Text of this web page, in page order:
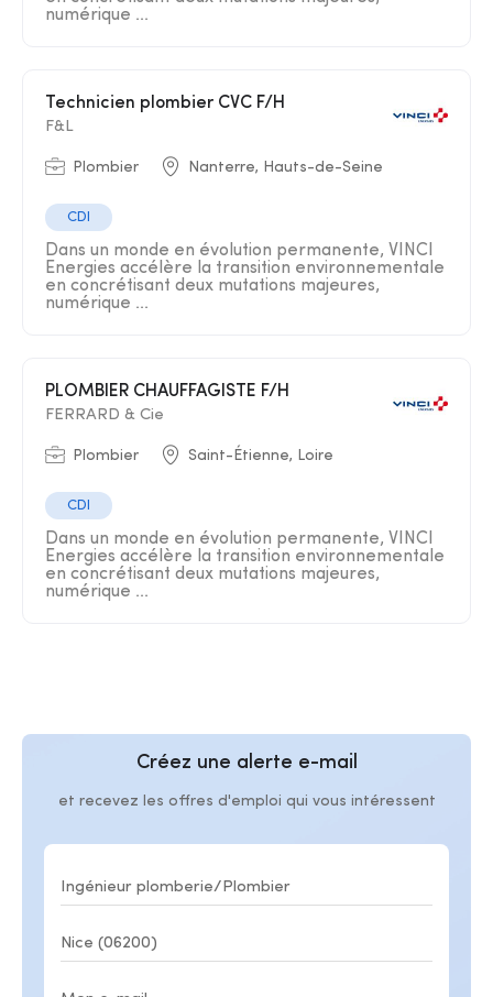
numérique ...
Technicien plombier CVC F/H
F&L
Plombier Nanterre, Hauts-de-Seine
CDI
Dans un monde en évolution permanente, VINCI
Energies accélère la transition environnementale
en concrétisant deux mutations majeures,
numérique ...
PLOMBIER CHAUFFAGISTE F/H
FERRARD & Cie
Plombier Saint-Étienne, Loire
CDI
Dans un monde en évolution permanente, VINCI
Energies accélère la transition environnementale
en concrétisant deux mutations majeures,
numérique ...
Créez une alerte e-mail
et recevez les offres d'emploi qui vous intéressent